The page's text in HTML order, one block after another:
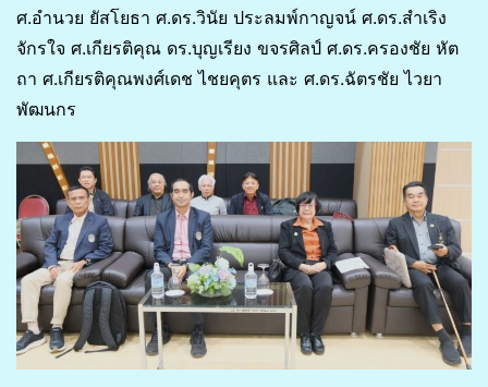
ศ.อำนวย ยัสโยธา ศ.ดร.วินัย ประลมพ์กาญจน์ ศ.ดร.สำเริง
จักรใจ ศ.เกียรติคุณ ดร.บุญเรียง ขจรศิลป์ ศ.ดร.ครองชัย หัต
ถา ศ.เกียรติคุณพงศ์เดช ไชยคุตร และ ศ.ดร.ฉัตรชัย ไวยา
พัฒนกร